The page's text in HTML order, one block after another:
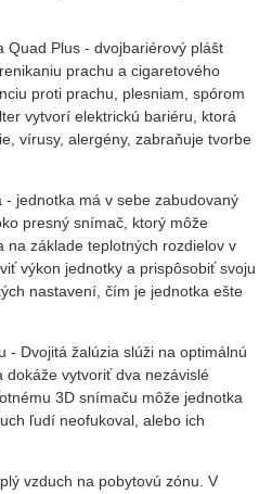
Quad Plus - dvojbariérový plášt
prachu a cigaretového
proti prachu, plesniam, spórom
vytvorí elektrickú bariéru, ktorá
vírusy, alergény, zabraňuje tvorbe
jednotka má v sebe zabudovaný
presný snímač, ktorý môže
základe teplotných rozdielov v
výkon jednotky a prispôsobiť svoju
nastavení, čím je jednotka ešte
- Dvojitá žalúzia slúži na optimálnú
dokáže vytvoriť dva nezávislé
3D snímaču môže jednotka
ľudí neofukoval, alebo ich
vzduch na pobytovú zónu. V